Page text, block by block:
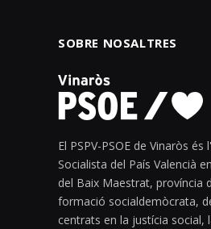
SOBRE NOSALTRES
El PSPV-PSOE de Vinaròs
Socialista del País Valencià
del Baix Maestrat, província
formació socialdemòcrata,
centrats en la justícia